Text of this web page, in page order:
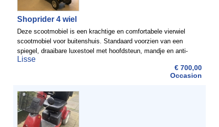
Shoprider 4 wiel
Deze scootmobiel is een krachtige en comfortabele vierwiel
scootmobiel voor buitenshuis. Standaard voorzien van een
spiegel, draaibare luxestoel met hoofdsteun, mandje en anti-
slip mat. ScootmobielDiscount heeft een uitgebreid ...
Lisse
€ 700,00
Occasion